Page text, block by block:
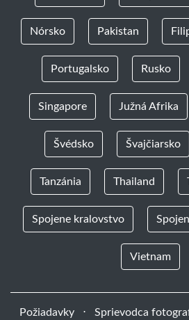
Nórsko Pakistan
Portugalsko Rusko
Singapore Južná Afrika
Švédsko Švajčiarsko
Tanzánia Thailand
Spojene kralovstvo
Vietnam
Požiadavky ⋅ Sprievodca